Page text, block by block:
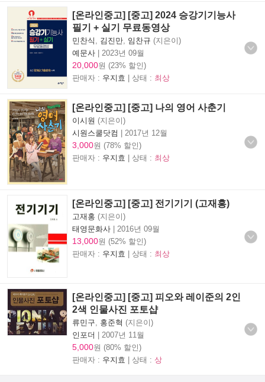
[온라인중고] [중고] 2024 승강기기능사
필기 + 실기 무료동영상
민찬식 김진만 임찬규 (지은이)
예문사 | 2023년 09월
20,000원 (23% 할인)
판매자 : 우지효 | 상태 : 최상
[온라인중고] [중고] 나의 영어 사춘기
이시원 (지은이)
시원스쿨닷컴 | 2017년 12월
3,000원 (78% 할인)
판매자 : 우지효 | 상태 : 최상
[온라인중고] [중고] 전기기기 (고재홍)
고재홍 (지은이)
태영문화사 | 2016년 09월
13,000원 (52% 할인)
판매자 : 우지효 | 상태 : 최상
[온라인중고] [중고] 피오와 레이준의 2인
2색 인물사진 포토샵
류민구 홍준혁 (지은이)
인포더 | 2007년 11월
5,000원 (80% 할인)
판매자 : 우지효 | 상태 : 상